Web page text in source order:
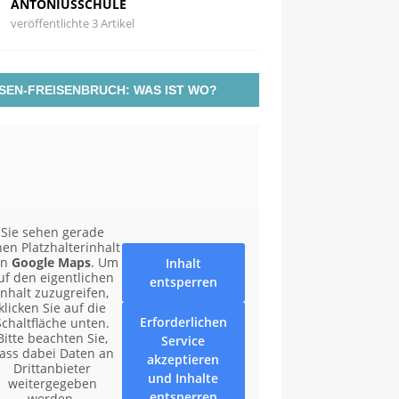
ANTONIUSSCHULE
veröffentlichte 3 Artikel
FREISENBRUCH: WAS IST WO?
Sie sehen gerade
Platzhalterinhalt
Google Maps. Um
den eigentlichen
zuzugreifen,
klicken Sie auf die
unten.
beachten Sie,
dabei Daten an
Drittanbieter
weitergegeben
Inhalt
entsperren
Erforderlichen
Service
akzeptieren
und Inhalte